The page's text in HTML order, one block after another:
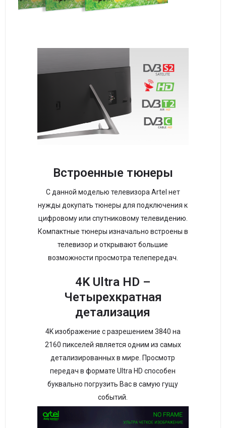
Встроенные тюнеры
С данной моделью телевизора Artel нет
нужды докупать тюнеры для подключения к
цифровому или спутниковому телевидению.
Компактные тюнеры изначально встроены в
телевизор и открывают большие
возможности просмотра телепередач.
4K Ultra HD –
Четырехкратная
детализация
4K изображение с разрешением 3840 на
2160 пикселей является одним из самых
детализированных в мире. Просмотр
передач в формате Ultra HD способен
буквально погрузить Вас в самую гущу
событий.